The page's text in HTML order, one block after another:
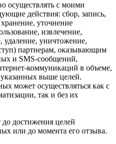
осуществлять с моими
действия: сбор, запись,
уточнение
извлечение,
удаление, уничтожение,
партнерам, оказывающим
и SMS‑сообщений,
в объеме,
выше целей.
может осуществляться как с
так и без их
до достижения целей
или до момента его отзыва.